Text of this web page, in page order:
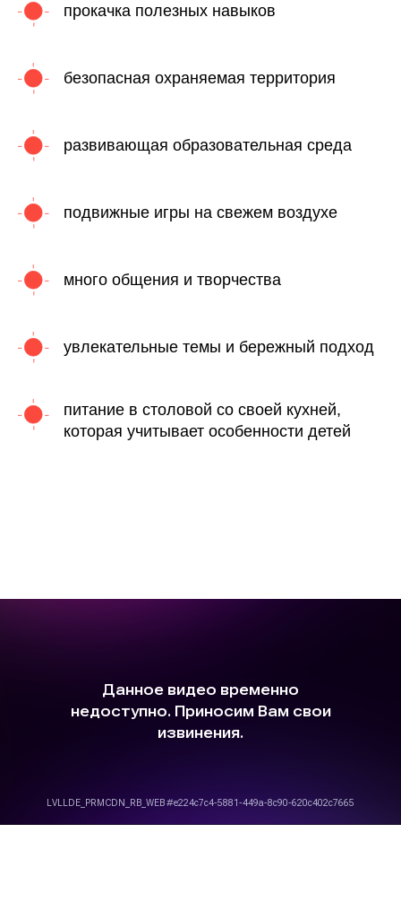
прокачка полезных навыков
безопасная охраняемая территория
развивающая образовательная среда
подвижные игры на свежем воздухе
много общения и творчества
увлекательные темы и бережный подход
питание в столовой со своей кухней,
которая учитывает особенности детей